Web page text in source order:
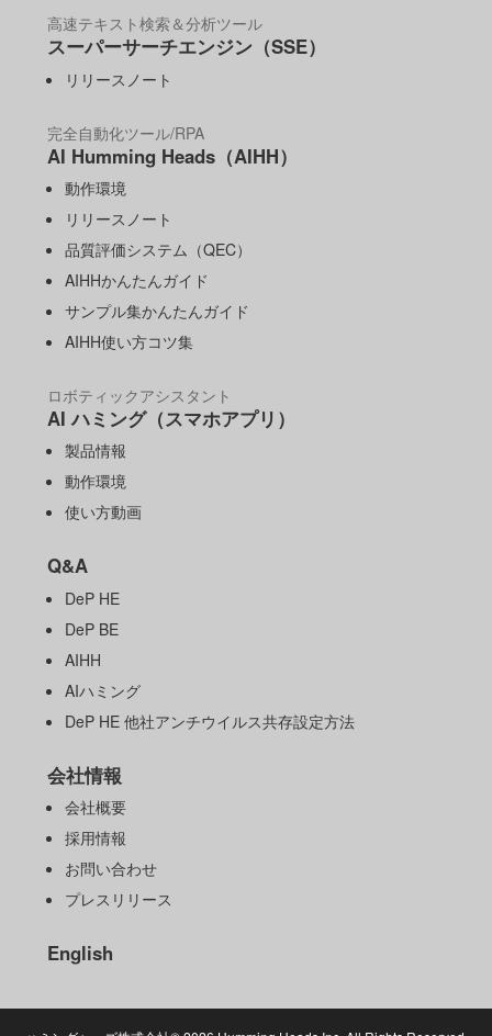
高速テキスト検索＆分析ツール
スーパーサーチエンジン（SSE）
リリースノート
完全自動化ツール/RPA
AI Humming Heads（AIHH）
動作環境
リリースノート
品質評価システム（QEC）
AIHHかんたんガイド
サンプル集かんたんガイド
AIHH使い方コツ集
ロボティックアシスタント
AI ハミング（スマホアプリ）
製品情報
動作環境
使い方動画
Q&A
DeP HE
DeP BE
AIHH
AIハミング
DeP HE 他社アンチウイルス共存設定方法
会社情報
会社概要
採用情報
お問い合わせ
プレスリリース
English